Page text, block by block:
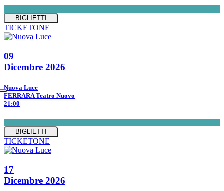
BIGLIETTI
TICKETONE
09
Dicembre 2026
Nuova Luce
FERRARA Teatro Nuovo
21:00
BIGLIETTI
TICKETONE
17
Dicembre 2026